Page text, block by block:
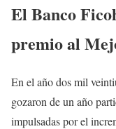
El Banco
premio al
En el año dos mil
gozaron de un año
impulsadas por el